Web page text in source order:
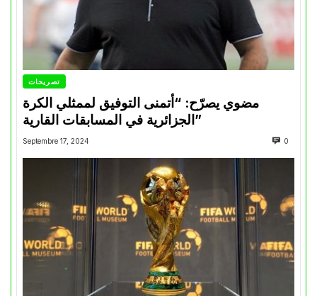
تصريحات
مضوي يصرّح: “أتمنى التوفيق لممثلي الكرة
الجزائرية في المسابقات القارية”
Septembre 17, 2024 0